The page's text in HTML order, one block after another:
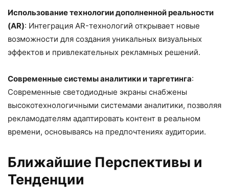
Использование технологии дополненной реальности
(AR): Интеграция AR-технологий открывает новые
возможности для создания уникальных визуальных
эффектов и привлекательных рекламных решений.
Современные системы аналитики и таргетинга:
Современные светодиодные экраны снабжены
высокотехнологичными системами аналитики, позволяя
рекламодателям адаптировать контент в реальном
времени, основываясь на предпочтениях аудитории.
Ближайшие Перспективы и
Тенденции